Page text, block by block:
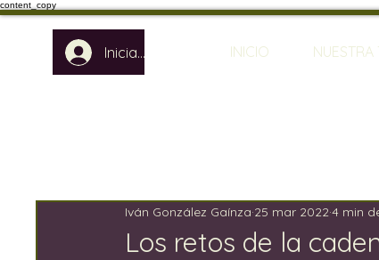
content_copy
Iniciar sesión INICIO NUESTRA
Los retos de la
Iván González Gaínza 25 mar 20224 min